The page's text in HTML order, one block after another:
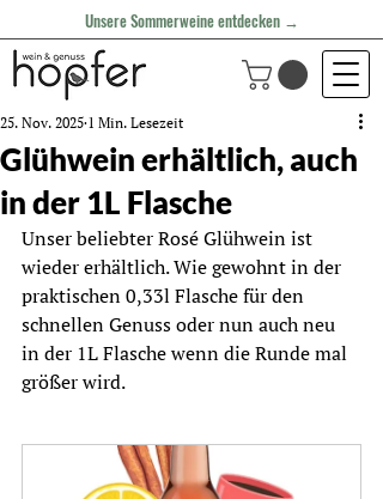
Unsere Sommerweine entdecken →
Glühwein erhältlich, auch
in der 1L Flasche
25. Nov. 2025 1 Min. Lesezeit
Unser beliebter Rosé Glühwein ist
wieder erhältlich. Wie gewohnt in der
praktischen 0,33l Flasche für den
schnellen Genuss oder nun auch neu
in der 1L Flasche wenn die Runde mal
größer wird.